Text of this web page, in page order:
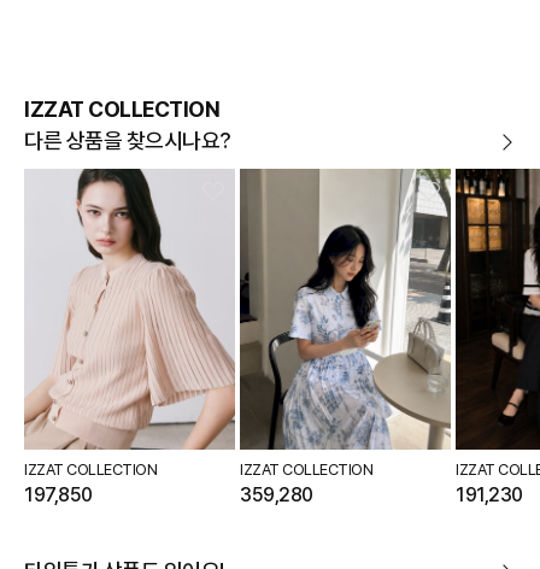
IZZAT COLLECTION
다른 상품을 찾으시나요?
IZZAT COLLECTION
197,850
IZZAT COLLECTION
359,280
IZZAT
191,230